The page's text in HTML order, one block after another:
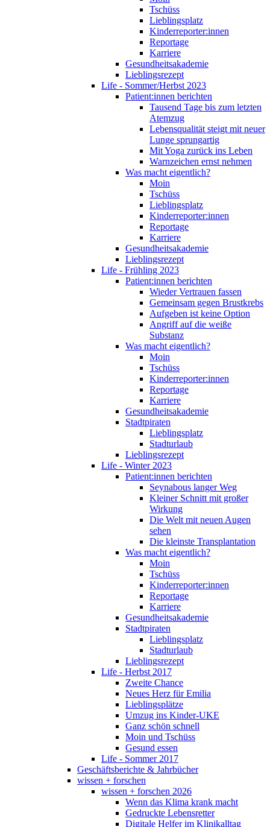
Tschüss
Lieblingsplatz
Kinderreporter:innen
Reportage
Karriere
Gesundheitsakademie
Lieblingsrezept
Life - Sommer/Herbst 2023
Patient:innen berichten
Tausend Tage bis zum letzten
Atemzug
Lebensqualität steigt mit neuer
Lunge sprungartig
Mit Yoga zurück ins Leben
Warnzeichen ernst nehmen
Was macht eigentlich?
Moin
Tschüss
Lieblingsplatz
Kinderreporter:innen
Reportage
Karriere
Gesundheitsakademie
Lieblingsrezept
Life - Frühling 2023
Patient:innen berichten
Wieder Vertrauen fassen
Gemeinsam gegen Brustkrebs
Aufgeben ist keine Option
Angriff auf die weiße
Substanz
Was macht eigentlich?
Moin
Tschüss
Kinderreporter:innen
Reportage
Karriere
Gesundheitsakademie
Stadtpiraten
Lieblingsplatz
Stadturlaub
Lieblingsrezept
Life - Winter 2023
Patient:innen berichten
Seynabous langer Weg
Kleiner Schnitt mit großer
Wirkung
Die Welt mit neuen Augen
sehen
Die kleinste Transplantation
Was macht eigentlich?
Moin
Tschüss
Kinderreporter:innen
Reportage
Karriere
Gesundheitsakademie
Stadtpiraten
Lieblingsplatz
Stadturlaub
Lieblingsrezept
Life - Herbst 2017
Zweite Chance
Neues Herz für Emilia
Lieblingsplätze
Umzug ins Kinder-UKE
Ganz schön schnell
Moin und Tschüss
Gesund essen
Life - Sommer 2017
Geschäftsberichte & Jahrbücher
wissen + forschen
wissen + forschen 2026
Wenn das Klima krank macht
Gedruckte Lebensretter
Digitale Helfer im Klinikalltag